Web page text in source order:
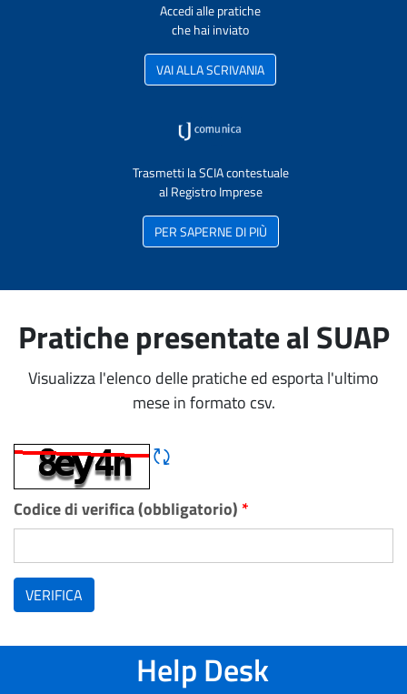
Accedi alle pratiche
che hai inviato
VAI ALLA SCRIVANIA
Trasmetti la SCIA contestuale
al Registro Imprese
PER SAPERNE DI PIÙ
Pratiche presentate al SUAP
Visualizza l'elenco delle pratiche ed esporta l'ultimo
mese in formato csv.
Rigene CAPTCHA
Codice di verifica (obbligatorio) *
VERIFICA
Help Desk